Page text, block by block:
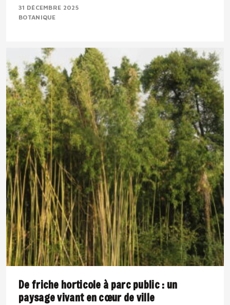
31 DÉCEMBRE 2025
BOTANIQUE
De friche horticole à parc public : un
paysage vivant en cœur de ville